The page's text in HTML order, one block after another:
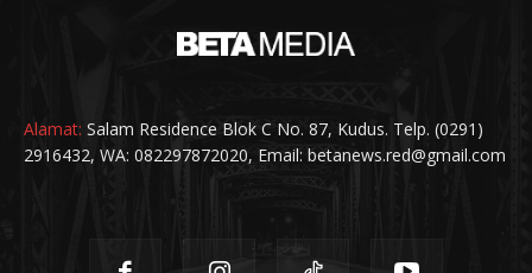
Alamat: Salam Residence Blok C No. 87, Kudus. Telp. (0291)
2916432, WA: 082297872020, Email: betanews.red@gmail.com